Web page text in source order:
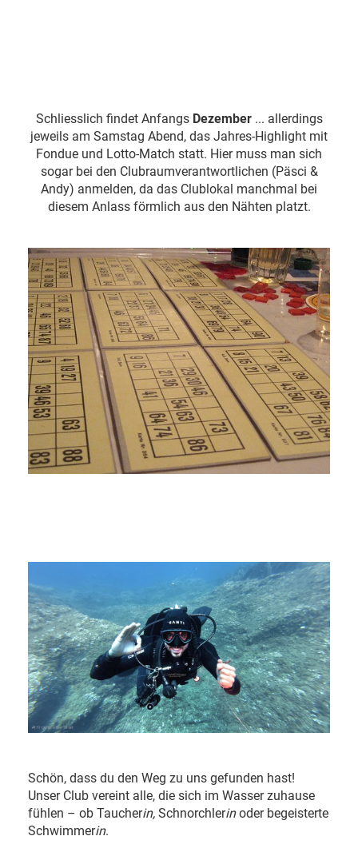
Schliesslich findet Anfangs Dezember... allerdings
jeweils am Samstag Abend, das Jahres-Highlight mit
Fondue und Lotto-Match statt. Hier muss man sich
sogar bei den Clubraumverantwortlichen (Päsci &
Andy) anmelden, da das Clublokal manchmal bei
diesem Anlass förmlich aus den Nähten platzt.
Schön, dass du den Weg zu uns gefunden hast!
Unser Club vereint alle, die sich im Wasser zuhause
fühlen – ob Taucherin, Schnorchlerinoder begeisterte
Schwimmerin.